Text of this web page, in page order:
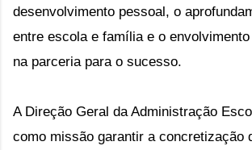
desenvolvimento pessoal, o
entre escola e família e o
na parceria para o sucesso.
A Direção Geral da Administração
como missão garantir a concretização